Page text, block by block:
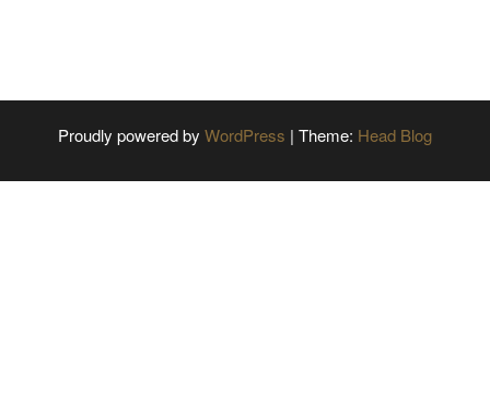
Proudly powered by WordPress | Theme: Head Blog